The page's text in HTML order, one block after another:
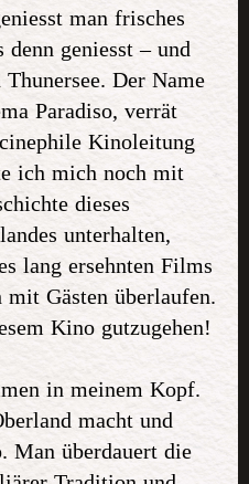
man frisches
denn geniesst – und
Der Name
Paradiso, verrät
Kinoleitung
ich mich noch mit
dieses
unterhalten,
lang ersehnten Films
Gästen überlaufen.
Kino gutzugehen!
in meinem Kopf.
macht und
Man überdauert die